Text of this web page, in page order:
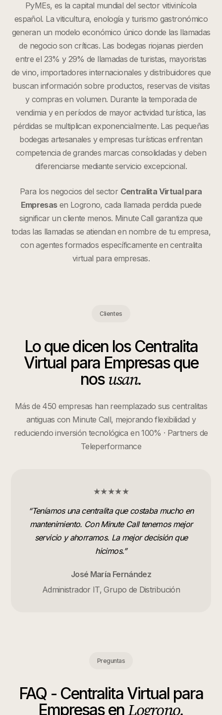
PyMEs, es la capital mundial del sector vitivinícola
español. La viticultura, enología y turismo gastronómico
generan un modelo económico único donde las llamadas
de negocio son críticas. Las bodegas riojanas pierden
entre el 23% y 29% de llamadas de turistas, mayoristas
de vino, importadores internacionales y distribuidores que
buscan información sobre productos, reservas de visitas
y compras en volumen. Durante la temporada de
vendimia y en períodos de mayor actividad turística, las
pérdidas se multiplican exponencialmente. Las pequeñas
bodegas artesanales y empresas turísticas enfrentan
competencia de grandes marcas consolidadas y deben
diferenciarse mediante servicio excepcional.
Para los negocios del sector Centralita Virtual para
Empresasen Logrono, cada llamada perdida puede
significar un cliente menos. Minute Call garantiza que
todas las llamadas se atiendan en nombre de tu empresa,
con agentes formados específicamente encentralita
virtual para empresas.
Clientes
Lo que dicen los Centralita
Virtual para Empresasque
nosusan.
Más de 450 empresas han reemplazado sus centralitas
antiguas con Minute Call, mejorando flexibilidad y
reduciendo inversión tecnológica en 100% · Partners de
Teleperformance
★★★★★
“Teníamos una centralita que costaba mucho en
mantenimiento. Con Minute Call tenemos mejor
servicio y ahorramos. La mejor decisión que
hicimos.”
José María Fernández
Administrador IT, Grupo de Distribución
Preguntas
FAQ - Centralita Virtual para
EmpresasenLogrono.